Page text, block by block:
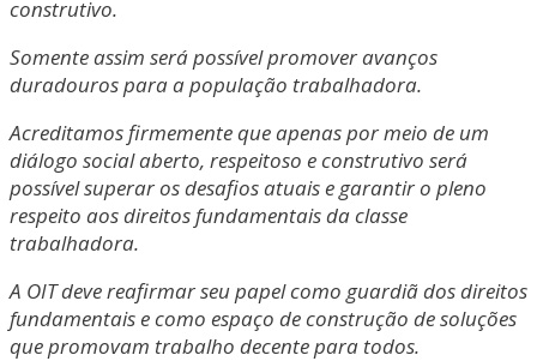
construtivo.
Somente assim será possível promover avanços
duradouros para a população trabalhadora.
Acreditamos firmemente que apenas por meio de um
diálogo social aberto, respeitoso e construtivo será
possível superar os desafios atuais e garantir o pleno
respeito aos direitos fundamentais da classe
trabalhadora.
A OIT deve reafirmar seu papel como guardiã dos direitos
fundamentais e como espaço de construção de soluções
que promovam trabalho decente para todos.